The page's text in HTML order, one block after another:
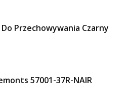
Do Przechowywania Czarny
57001-37R-NAIR